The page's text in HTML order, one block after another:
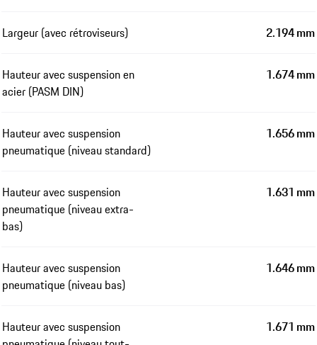
Largeur (avec rétroviseurs) 2.194 mm
Hauteur avec suspension en
acier (PASM DIN)
1.674 mm
Hauteur avec suspension
pneumatique (niveau standard)
1.656 mm
Hauteur avec suspension
pneumatique (niveau extra-
bas)
1.631 mm
Hauteur avec suspension
pneumatique (niveau bas)
1.646 mm
Hauteur avec suspension
1.671 mm